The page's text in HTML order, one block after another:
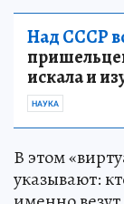
Над СССР
искала и
НАУКА
В этом
указывают: